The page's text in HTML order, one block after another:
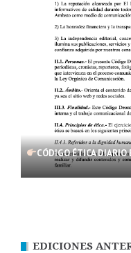
CÓDIGO ÉTICA DIARIO
EDICIONES